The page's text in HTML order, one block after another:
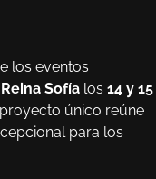
los eventos
Sofía los 14 y 15
único reúne
para los